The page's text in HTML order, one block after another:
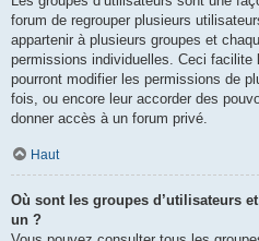
forum de regrouper plusieurs
appartenir à plusieurs groupes et
permissions individuelles. Ceci
pourront modifier les permissions de
fois, ou encore leur accorder des
donner accès à un forum privé.
Haut
Où sont les groupes d’utilisateurs
un ?